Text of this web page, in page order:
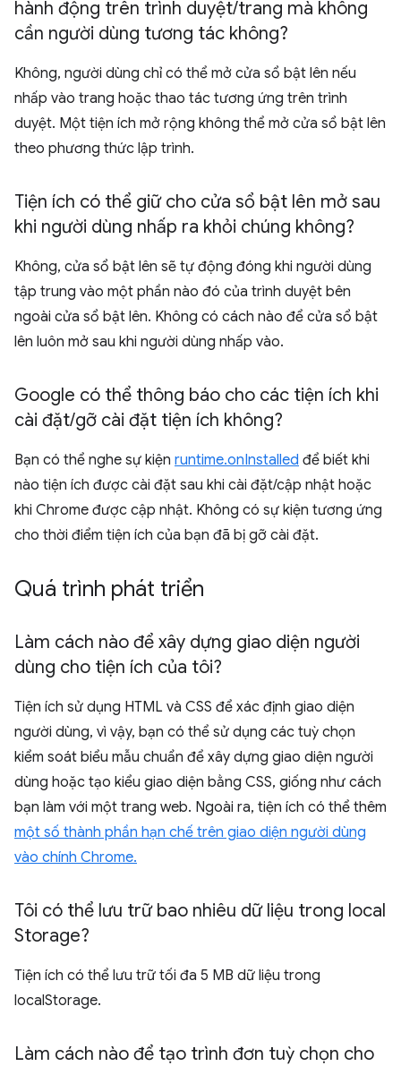
hành động trên trình duyệt/trang mà không
cần người dùng tương tác không?
Không, người dùng chỉ có thể mở cửa sổ bật lên nếu
nhấp vào trang hoặc thao tác tương ứng trên trình
duyệt. Một tiện ích mở rộng không thể mở cửa sổ bật lên
theo phương thức lập trình.
Tiện ích có thể giữ cho cửa sổ bật lên mở sau
khi người dùng nhấp ra khỏi chúng không?
Không, cửa sổ bật lên sẽ tự động đóng khi người dùng
tập trung vào một phần nào đó của trình duyệt bên
ngoài cửa sổ bật lên. Không có cách nào để cửa sổ bật
lên luôn mở sau khi người dùng nhấp vào.
Google có thể thông báo cho các tiện ích khi
cài đặt/gỡ cài đặt tiện ích không?
Bạn có thể nghe sự kiện runtime.onInstalled để biết khi
nào tiện ích được cài đặt sau khi cài đặt/cập nhật hoặc
khi Chrome được cập nhật. Không có sự kiện tương ứng
cho thời điểm tiện ích của bạn đã bị gỡ cài đặt.
Quá trình phát triển
Làm cách nào để xây dựng giao diện người
dùng cho tiện ích của tôi?
Tiện ích sử dụng HTML và CSS để xác định giao diện
người dùng, vì vậy, bạn có thể sử dụng các tuỳ chọn
kiểm soát biểu mẫu chuẩn để xây dựng giao diện người
dùng hoặc tạo kiểu giao diện bằng CSS, giống như cách
bạn làm với một trang web. Ngoài ra, tiện ích có thể thêm
một số thành phần hạn chế trên giao diện người dùng
vào chính Chrome.
Tôi có thể lưu trữ bao nhiêu dữ liệu trong local
Storage?
Tiện ích có thể lưu trữ tối đa 5 MB dữ liệu trong
localStorage.
Làm cách nào để tạo trình đơn tuỳ chọn cho